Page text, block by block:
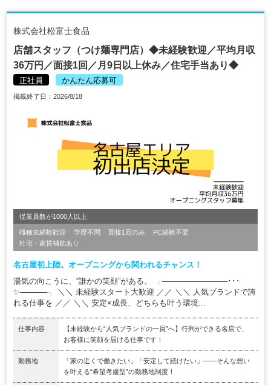
株式会社松富士食品
店舗スタッフ（つけ麺専門店）◆未経験歓迎／平均月収
36万円／面接1回／月9日以上休み／住宅手当あり◆
正社員 かんたん応募可
掲載終了日：2026/8/18
従業員数が1000人以上
職種未経験歓迎 学歴不問 面接1回のみ
PC経験不要
社宅・家賃補助あり
名古屋初上陸。オープニングから関われるチャンス！
湯気の向こうに、“誰かの笑顔”がある。 ╭────────────･･･
✨─────╮ ＼＼ 未経験スタート大歓迎 ／／ ＼＼ 人気ブランドで誇
れる仕事を ／／ ＼＼ 安定×成長、どちらも叶う環境...
仕事内容
【未経験から“人気ブランドの一員”へ】行列ができる名店で、
お客様に笑顔を届ける仕事です！
勤務地
「家の近くで働きたい」「安定して続けたい」――そんな想い
を叶える“希望考慮型”の勤務地制度！